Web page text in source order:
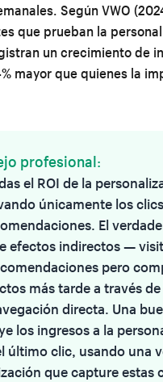
Según VWO
que prueban la
un crecimiento de
mayor que quienes la
profesional:
el ROI de la
únicamente los
El
efectos indirectos —
pero
más tarde a través
directa. Una
los ingresos a la
último clic, usando una
que capture estas